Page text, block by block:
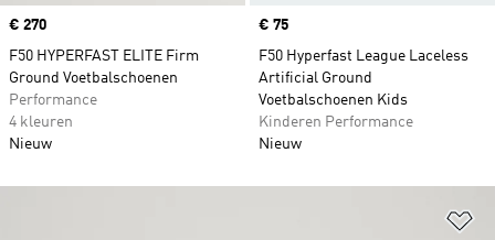
Price
€ 270
F50 HYPERFAST ELITE Firm
Ground Voetbalschoenen
Performance
4 kleuren
Nieuw
Price
€ 75
F50 Hyperfast League Laceless
Artificial Ground
Voetbalschoenen Kids
Kinderen Performance
Nieuw